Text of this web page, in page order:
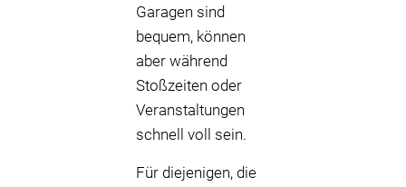
Garagen sind
bequem, können
aber während
Stoßzeiten oder
Veranstaltungen
schnell voll sein.
Für diejenigen, die